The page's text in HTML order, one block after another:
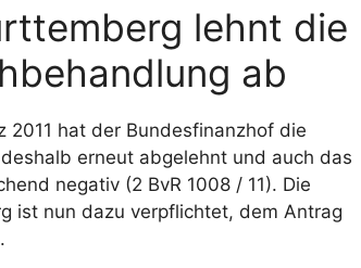
lehnt die
ab
2011 hat der Bundesfinanzhof die
erneut abgelehnt und auch das
negativ (2 BvR 1008 / 11). Die
ist nun dazu verpflichtet, dem Antrag